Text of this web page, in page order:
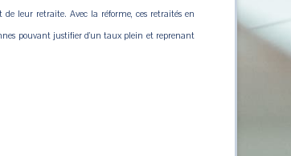
leur retraite. Avec la réforme, ces retraités en
pouvant justifier d’un taux plein et reprenant